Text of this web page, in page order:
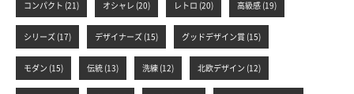
コンパクト (21) オシャレ (20) レトロ (20) 高級感 (19)
シリーズ (17) デザイナーズ (15) グッドデザイン賞 (15)
モダン (15) 伝統 (13) 洗練 (12) 北欧デザイン (12)